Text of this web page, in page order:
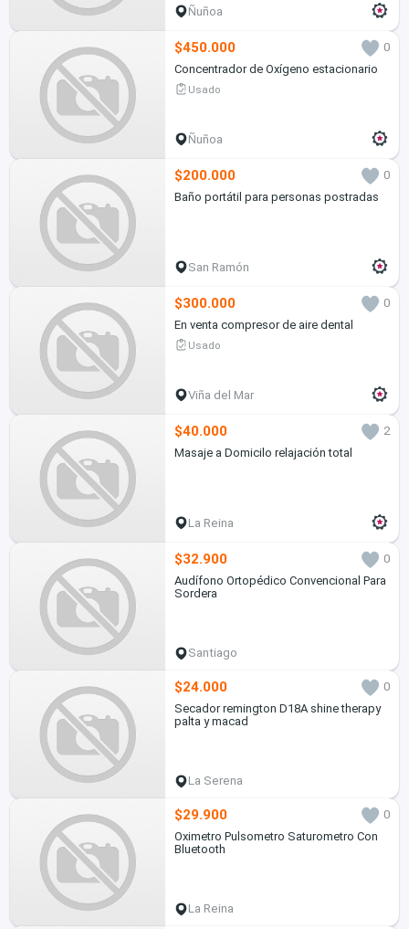
Ñuñoa
$450.000
0
Concentrador de Oxígeno estacionario
Usado
Ñuñoa
$200.000
0
Baño portátil para personas postradas
San Ramón
$300.000
0
En venta compresor de aire dental
Usado
Viña del Mar
$40.000
2
Masaje a Domicilo relajación total
La Reina
$32.900
0
Audífono Ortopédico Convencional Para
Sordera
Santiago
$24.000
0
Secador remington D18A shine therapy
palta y macad
La Serena
$29.900
0
Oximetro Pulsometro Saturometro Con
Bluetooth
La Reina